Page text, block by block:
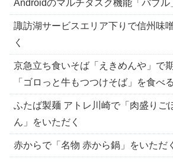
Androidのマルチタスク機能「バブル
諏訪湖サービスエリア下りで信州味
く
京急立ち食いそば「えきめんや」で
「ゴロっと牛もつつけそば」を食べる
ふたば製麺 アトレ川崎で「肉盛りご
ん」をいただく
赤からで「名物 赤から鍋」をいただく